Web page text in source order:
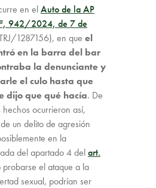
en elAuto de la AP
942/2024, de 7 de
1287156), en que el
en la barra del bar
la denunciante y
el culo hasta que
dijo que qué hacía. De
ocurrieron así,
un delito de agresión
en la
del apartado 4 delart.
el ataque a la
sexual, podrían ser